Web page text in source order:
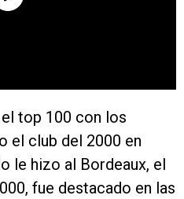
top 100 con los
el club del 2000 en
le hizo al Bordeaux, el
fue destacado en las